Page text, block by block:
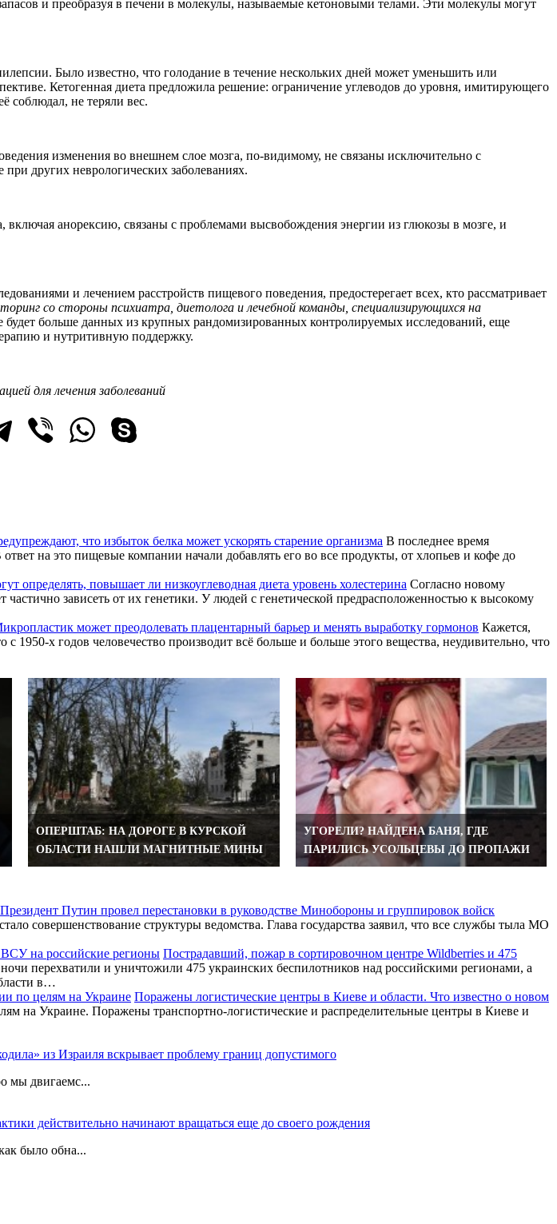
и преобразуя в печени в молекулы, называемые кетоновыми телами. Эти молекулы могут
Было известно, что голодание в течение нескольких дней может уменьшить или
Кетогенная диета предложила решение: ограничение углеводов до уровня, имитирующего
соблюдал, не теряли вес.
изменения во внешнем слое мозга, по-видимому, не связаны исключительно с
других неврологических заболеваниях.
анорексию, связаны с проблемами высвобождения энергии из глюкозы в мозге, и
и лечением расстройств пищевого поведения, предостерегает всех, кто рассматривает
со стороны психиатра, диетолога и лечебной команды, специализирующихся на
будет больше данных из крупных рандомизированных контролируемых исследований, еще
и нутритивную поддержку.
для лечения заболеваний
что избыток белка может ускорять старение организма В последнее время
на это пищевые компании начали добавлять его во все продукты, от хлопьев и кофе до
определять, повышает ли низкоуглеводная диета уровень холестерина Согласно новому
зависеть от их генетики. У людей с генетической предрасположенностью к высокому
может преодолевать плацентарный барьер и менять выработку гормонов Кажется,
х годов человечество производит всё больше и больше этого вещества, неудивительно, что
ОПЕРШТАБ: НА ДОРОГЕ В КУРСКОЙ
ОБЛАСТИ НАШЛИ МАГНИТНЫЕ МИНЫ
УГОРЕЛИ? НАЙДЕНА БАНЯ, ГДЕ
ПАРИЛИСЬ УСОЛЬЦЕВЫ ДО ПРОПАЖИ
Президент Путин провел перестановки в руководстве Минобороны и группировок войск
совершенствование структуры ведомства. Глава государства заявил, что все службы тыла МО
Пострадавший, пожар в сортировочном центре Wildberries и 475
перехватили и уничтожили 475 украинских беспилотников над российскими регионами, а
в…
Поражены логистические центры в Киеве и области. Что известно о новом
на Украине. Поражены транспортно-логистические и распределительные центры в Киеве и
из Израиля вскрывает проблему границ допустимого
мы двигаемс...
действительно начинают вращаться еще до своего рождения
было обна...